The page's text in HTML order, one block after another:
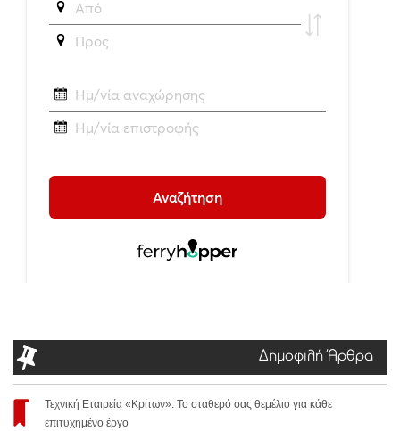
Δημοφιλή Άρθρα
Τεχνική Εταιρεία «Κρίτων»: Το σταθερό σας θεμέλιο για κάθε
επιτυχημένο έργο